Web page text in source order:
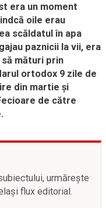
era un moment
oile erau
scăldatul în apa
paznicii la vii, era
mături prin
ortodox 9 zile de
din martie și
de către
urmărește
flux editorial.